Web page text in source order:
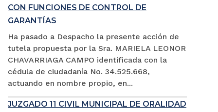
CON FUNCIONES DE CONTROL DE
GARANTÍAS
Ha pasado a Despacho la presente acción de
tutela propuesta por la Sra. MARIELA LEONOR
CHAVARRIAGA CAMPO identificada con la
cédula de ciudadanía No. 34.525.668,
actuando en nombre propio, en...
JUZGADO 11 CIVIL MUNICIPAL DE ORALIDAD